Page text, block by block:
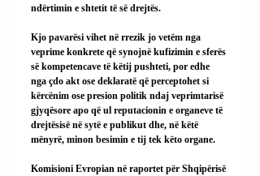
ndërtimin e shtetit të së drejtës.
Kjo pavarësi vihet në rrezik jo vetëm nga
veprime konkrete që synojnë kufizimin e sferës
së kompetencave të këtij pushteti, por edhe
nga çdo akt ose deklaratë që perceptohet si
kërcënim ose presion politik ndaj veprimtarisë
gjyqësore apo që ul reputacionin e organeve të
drejtësisë në sytë e publikut dhe, në këtë
mënyrë, minon besimin e tij tek këto organe.
Komisioni Evropian në raportet për Shqipërisë